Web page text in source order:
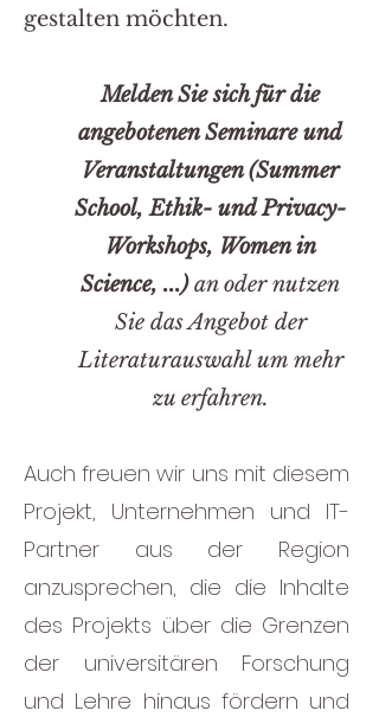
gestalten möchten.
Melden Sie sich für die
angebotenen Seminare und
Veranstaltungen (Summer
School, Ethik- und Privacy-
Workshops, Women in
Science, ...)an oder nutzen
Sie das Angebot der
Literaturauswahl um mehr
zu erfahren.
Auch freuen wir uns mit diesem
Projekt, Unternehmen und IT-
Partner aus der Region
anzusprechen, die die Inhalte
des Projekts über die Grenzen
der universitären Forschung
und Lehre hinaus fördern und